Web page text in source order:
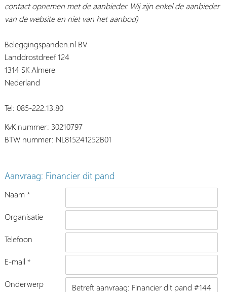
contact opnemen met de aanbieder. Wij zijn enkel de aanbieder
van de website en niet van het aanbod)
Beleggingspanden.nl BV
Landdrostdreef 124
1314 SK Almere
Nederland
Tel: 085-222.13.80
KvK nummer: 30210797
BTW nummer: NL815241252B01
Aanvraag: Financier dit pand
Naam *
Organisatie
Telefoon
E-mail *
Onderwerp